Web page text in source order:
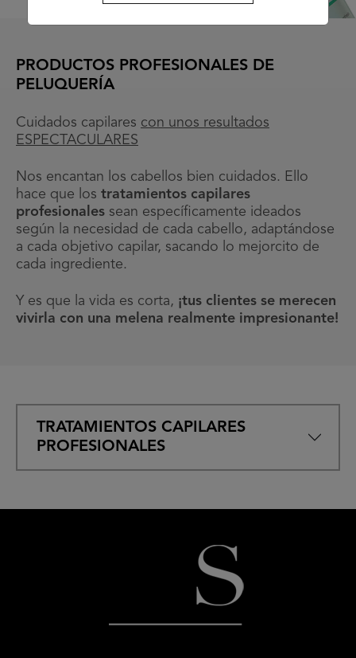
PRODUCTOS PROFESIONALES DE
PELUQUERÍA
Cuidados capilares con unos resultados
ESPECTACULARES
Nos encantan los cabellos bien cuidados. Ello
hace que los tratamientos capilares
profesionales sean específicamente ideados
según la necesidad de cada cabello, adaptándose
a cada objetivo capilar, sacando lo mejorcito de
cada ingrediente.
Y es que la vida es corta, ¡tus clientes se merecen
vivirla con una melena realmente impresionante!
TRATAMIENTOS CAPILARES
PROFESIONALES